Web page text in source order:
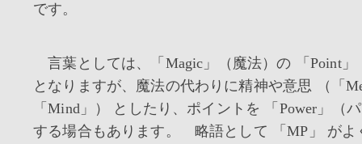
です。
言葉としては、「Magic」（魔法）の 「Point」
となりますが、魔法の代わりに精神や意思 （「
「Mind」） としたり、ポイントを 「Power」（
する場合もあります。 略語として 「MP」 がよ